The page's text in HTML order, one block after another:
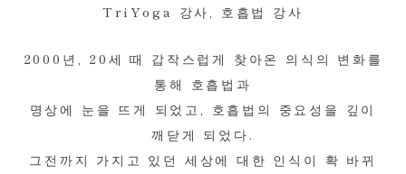
TriYoga 강사, 호흡법 강사
2000년, 20세 때 갑작스럽게 찾아온 의식의 변화를
통해 호흡법과
명상에 눈을 뜨게 되었고, 호흡법의 중요성을 깊이
깨닫게 되었다.
그전까지 가지고 있던 세상에 대한 인식이 확 바뀌